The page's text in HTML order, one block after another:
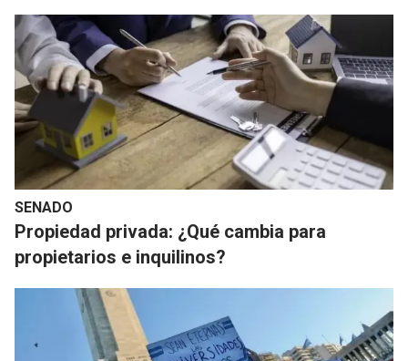
SENADO
Propiedad privada: ¿Qué cambia para
propietarios e inquilinos?